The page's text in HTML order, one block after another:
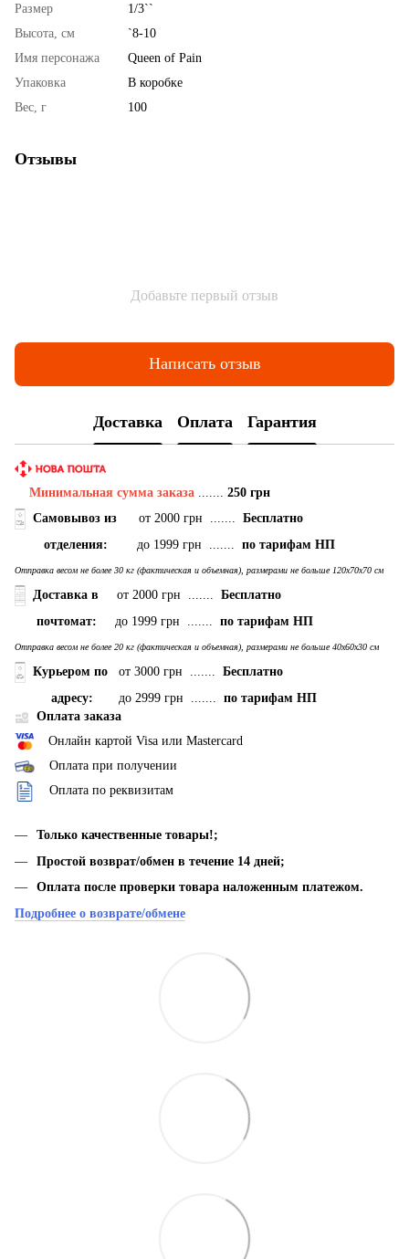
Размер
1/3``
Высота, см
`8-10
Имя персонажа
Queen of Pain
Упаковка
В коробке
Вес, г
100
Отзывы
Добавьте первый отзыв
Написать отзыв
Доставка Оплата Гарантия
Минимальная сумма заказа ....... 250 грн
Самовывоз из от 2000 грн ....... Бесплатно
отделения: до 1999 грн ....... по тарифам НП
Отправка весом не более 30 кг (фактическая и объемная), размерами не больше 120х70х70 см
Доставка в от 2000 грн ....... Бесплатно
почтомат: до 1999 грн ....... по тарифам НП
Отправка весом не более 20 кг (фактическая и объемная), размерами не больше 40х60х30 см
Курьером по от 3000 грн ....... Бесплатно
адресу: до 2999 грн ....... по тарифам НП
Оплата заказа
Онлайн картой Visa или Mastercard
Оплата при получении
Оплата по реквизитам
Только качественные товары!;
Простой возврат/обмен в течение 14 дней;
Оплата после проверки товара наложенным платежом.
Подробнее о возврате/обмене